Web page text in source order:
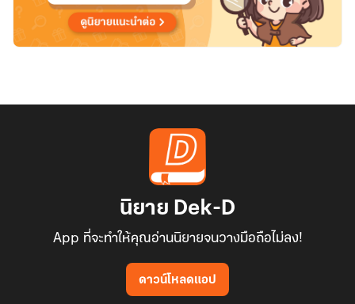
นิยาย Dek-D
App ที่จะทำให้คุณอ่านนิยายจนวางมือถือไม่ลง!
ดาวน์โหลดแอป